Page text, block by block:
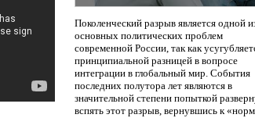
Поколенческий разрыв является одной
основных политических проблем
современной России, так как
принципиальной разницей в вопросе
интеграции в глобальный мир. События
последних полутора лет являются в
значительной степени попыткой
вспять этот разрыв, вернувшись к